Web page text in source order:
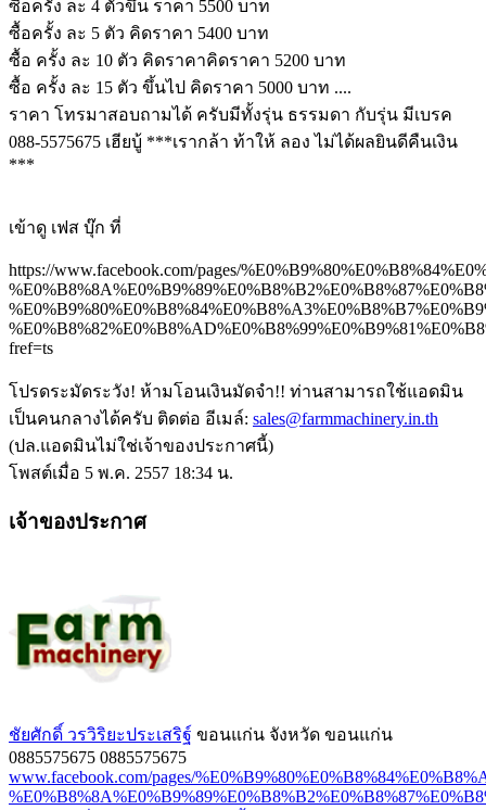
ซื้อครั้ง ละ 4 ตัวขึ้น ราคา 5500 บาท
ซื้อครั้ง ละ 5 ตัว คิดราคา 5400 บาท
ซื้อ ครั้ง ละ 10 ตัว คิดราคาคิดราคา 5200 บาท
ซื้อ ครั้ง ละ 15 ตัว ขึ้นไป คิดราคา 5000 บาท ....
ราคา โทรมาสอบถามได้ ครับมีทั้งรุ่น ธรรมดา กับรุ่น มีเบรค
088-5575675 เฮียบู้ ***เรากล้า ท้าให้ ลอง ไม่ได้ผลยินดีคืนเงิน
***
เข้าดู เฟส บุ๊ก ที่
https://www.facebook.com/pages/
fref=ts
โปรดระมัดระวัง! ห้ามโอนเงินมัดจำ!! ท่านสามารถใช้แอดมิน
เป็นคนกลางได้ครับ ติดต่อ อีเมล์: sales@farmmachinery.in.th
(ปล.แอดมินไม่ใช่เจ้าของประกาศนี้)
โพสต์เมื่อ 5 พ.ค. 2557 18:34 น.
เจ้าของประกาศ
ชัยศักดิ์ วรวิริยะประเสริฐ์ ขอนแก่น จังหวัด ขอนแก่น
0885575675 0885575675
www.facebook.com/pages/